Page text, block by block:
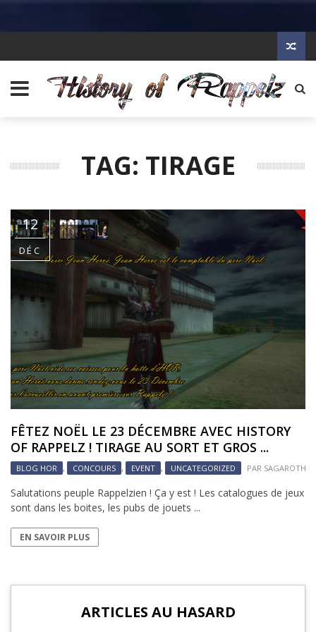
TAG: TIRAGE
12
DÉC
FÊTEZ NOËL LE 23 DÉCEMBRE AVEC HISTORY
OF RAPPELZ ! TIRAGE AU SORT ET GROS ...
BLOG HOR , CONCOURS , EVENT , UNCATEGORIZED PAR SAGAROTH
Salutations peuple Rappelzien ! Ça y est ! Les catalogues de jeux
sont dans les boites, les pubs de jouets ...
EN SAVOIR PLUS
ARTICLES AU HASARD